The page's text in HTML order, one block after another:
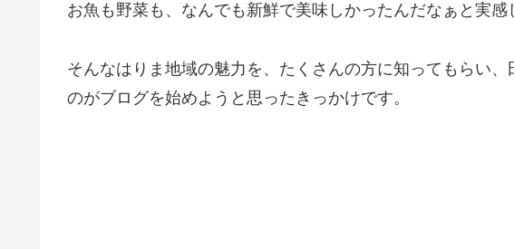
お魚も野菜も、なんでも新鮮で美味しかったんだなぁと実感
そんなはりま地域の魅力を、たくさんの方に知ってもらい
のがブログを始めようと思ったきっかけです。